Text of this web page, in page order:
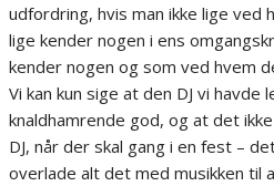
udfordring, hvis man ikke lige ved
lige kender nogen i ens
kender nogen og som ved hvem
Vi kan kun sige at den DJ vi
knaldhamrende god, og at det
DJ, når der skal gang i en fest –
overlade alt det med musikken til